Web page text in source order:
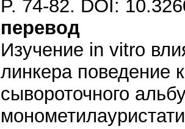
P. 74-82. DOI:
перевод
Изучение in vitro
линкера поведение
сывороточного